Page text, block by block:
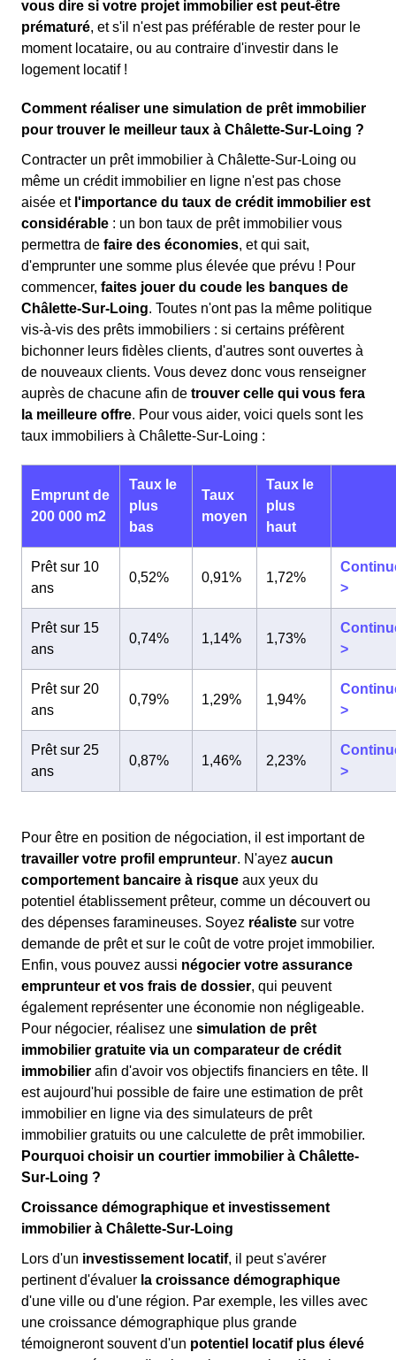
vous dire si votre projet immobilier est peut-être
prématuré, et s'il n'est pas préférable de rester pour le
moment locataire, ou au contraire d'investir dans le
logement locatif !
Comment réaliser une simulation de prêt immobilier
pour trouver le meilleur taux à Châlette-Sur-Loing ?
Contracter un prêt immobilier à Châlette-Sur-Loing ou
même un crédit immobilier en ligne n'est pas chose
aisée et l'importance du taux de crédit immobilier est
considérable : un bon taux de prêt immobilier vous
permettra de faire des économies, et qui sait,
d'emprunter une somme plus élevée que prévu ! Pour
commencer, faites jouer du coude les banques de
Châlette-Sur-Loing. Toutes n'ont pas la même politique
vis-à-vis des prêts immobiliers : si certains préfèrent
bichonner leurs fidèles clients, d'autres sont ouvertes à
de nouveaux clients. Vous devez donc vous renseigner
auprès de chacune afin de trouver celle qui vous fera
la meilleure offre. Pour vous aider, voici quels sont les
taux immobiliers à Châlette-Sur-Loing :
Emprunt de
200 000 m2
Taux le
plus
bas
Taux
moyen
Taux le
plus
haut
Prêt sur 10
ans
0,52% 0,91% 1,72%
>
Prêt sur 15
ans
0,74% 1,14% 1,73%
>
Prêt sur 20
ans
0,79% 1,29% 1,94%
>
Prêt sur 25
ans
0,87% 1,46% 2,23%
>
Pour être en position de négociation, il est important de
travailler votre profil emprunteur. N'ayez aucun
comportement bancaire à risque aux yeux du
potentiel établissement prêteur, comme un découvert ou
des dépenses faramineuses. Soyez réaliste sur votre
demande de prêt et sur le coût de votre projet immobilier.
Enfin, vous pouvez aussi négocier votre assurance
emprunteur et vos frais de dossier, qui peuvent
également représenter une économie non négligeable.
Pour négocier, réalisez une simulation de prêt
immobilier gratuite via un comparateur de crédit
immobilier afin d'avoir vos objectifs financiers en tête. Il
est aujourd'hui possible de faire une estimation de prêt
immobilier en ligne via des simulateurs de prêt
immobilier gratuits ou une calculette de prêt immobilier.
Pourquoi choisir un courtier immobilier à Châlette-
Sur-Loing ?
Croissance démographique et investissement
immobilier à Châlette-Sur-Loing
Lors d'un investissement locatif, il peut s'avérer
pertinent d'évaluer la croissance démographique
d'une ville ou d'une région. Par exemple, les villes avec
une croissance démographique plus grande
témoigneront souvent d'un potentiel locatif plus élevé